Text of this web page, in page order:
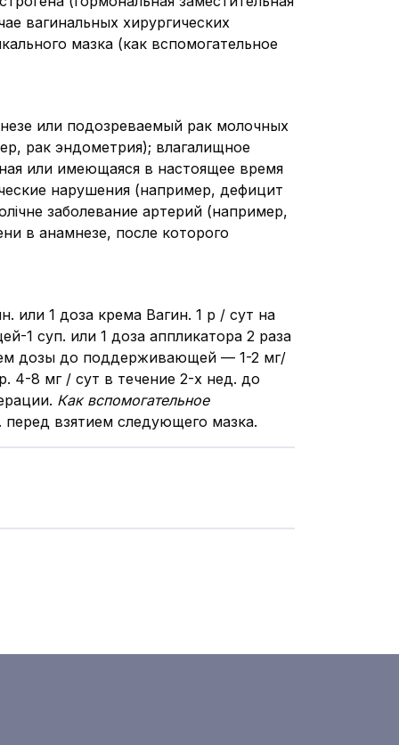
вагинальных хирургических
мазка (как вспомогательное
или подозреваемый рак молочных
рак эндометрия); влагалищное
или имеющаяся в настоящее время
нарушения (например, дефицит
заболевание артерий (например,
в анамнезе, после которого
или 1 доза крема Вагин. 1 р / сут на
суп. или 1 доза аппликатора 2 раза
дозы до поддерживающей — 1-2 мг/
4-8 мг / сут в течение 2-х нед. до
Как вспомогательное
перед взятием следующего мазка.